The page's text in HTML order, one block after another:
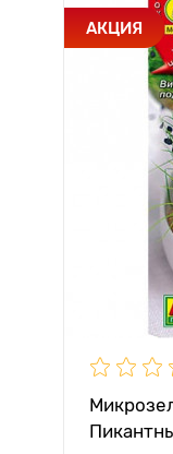
АКЦИЯ